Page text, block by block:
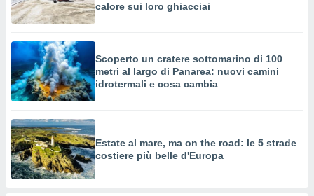
calore sui loro ghiacciai
Scoperto un cratere sottomarino di 100
metri al largo di Panarea: nuovi camini
idrotermali e cosa cambia
Estate al mare, ma on the road: le 5 strade
costiere più belle d'Europa